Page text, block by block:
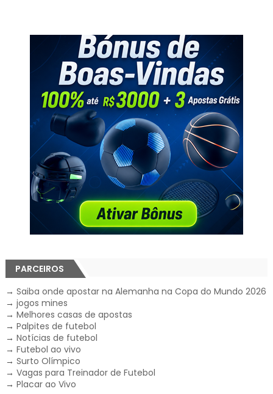
PARCEIROS
→ Saiba onde apostar na Alemanha na Copa do Mundo 2026
→ jogos mines
→ Melhores casas de apostas
→ Palpites de futebol
→ Notícias de futebol
→ Futebol ao vivo
→ Surto Olímpico
→ Vagas para Treinador de Futebol
→ Placar ao Vivo